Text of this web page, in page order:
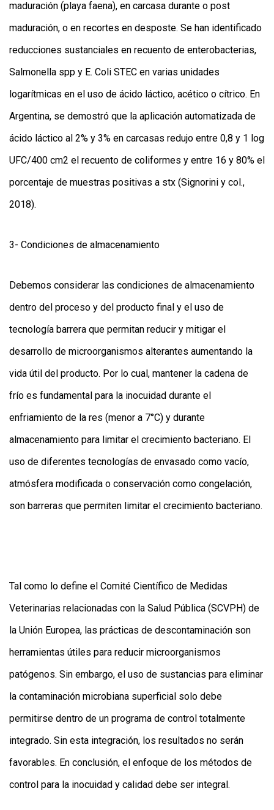
maduración (playa faena), en carcasa durante o post
maduración, o en recortes en desposte. Se han identificado
reducciones sustanciales en recuento de enterobacterias,
Salmonella spp y E. Coli STEC en varias unidades
logarítmicas en el uso de ácido láctico, acético o cítrico. En
Argentina, se demostró que la aplicación automatizada de
ácido láctico al 2% y 3% en carcasas redujo entre 0,8 y 1 log
UFC/400 cm2 el recuento de coliformes y entre 16 y 80% el
porcentaje de muestras positivas a stx (Signorini y col.,
2018).
3- Condiciones de almacenamiento
Debemos considerar las condiciones de almacenamiento
dentro del proceso y del producto final y el uso de
tecnología barrera que permitan reducir y mitigar el
desarrollo de microorganismos alterantes aumentando la
vida útil del producto. Por lo cual, mantener la cadena de
frío es fundamental para la inocuidad durante el
enfriamiento de la res (menor a 7°C) y durante
almacenamiento para limitar el crecimiento bacteriano. El
uso de diferentes tecnologías de envasado como vacío,
atmósfera modificada o conservación como congelación,
son barreras que permiten limitar el crecimiento bacteriano.
Tal como lo define el Comité Científico de Medidas
Veterinarias relacionadas con la Salud Pública (SCVPH) de
la Unión Europea, las prácticas de descontaminación son
herramientas útiles para reducir microorganismos
patógenos. Sin embargo, el uso de sustancias para eliminar
la contaminación microbiana superficial solo debe
permitirse dentro de un programa de control totalmente
integrado. Sin esta integración, los resultados no serán
favorables. En conclusión, el enfoque de los métodos de
control para la inocuidad y calidad debe ser integral.